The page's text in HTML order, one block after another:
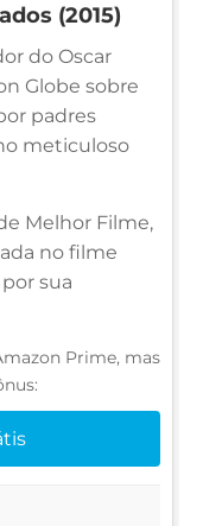
(2015)
do Oscar
Globe sobre
padres
meticuloso
Melhor Filme,
no filme
sua
Prime, mas